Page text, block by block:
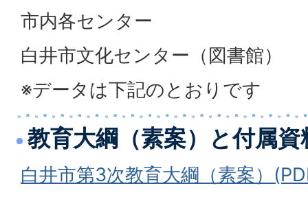
市内各センター
白井市文化センター（図書館）
※データは下記のとおりです
教育大綱（素案）と付属
白井市第3次教育大綱（素案）